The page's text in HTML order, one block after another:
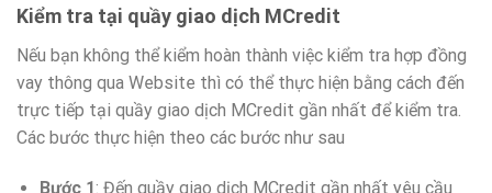
Kiểm tra tại quầy giao dịch MCredit
Nếu bạn không thể kiểm hoàn thành việc kiểm tra hợp đồng
vay thông qua Website thì có thể thực hiện bằng cách đến
trực tiếp tại quầy giao dịch MCredit gần nhất để kiểm tra.
Các bước thực hiện theo các bước như sau
Bước 1: Đến quầy giao dịch MCredit gần nhất yêu cầu